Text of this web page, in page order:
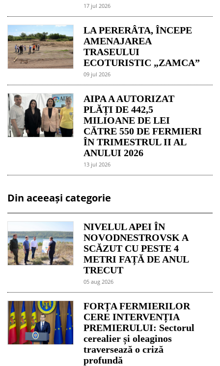
17 jul 2026
LA PERERÂTA, ÎNCEPE
AMENAJAREA
TRASEULUI
ECOTURISTIC „ZAMCA”
09 jul 2026
AIPA A AUTORIZAT
PLĂȚI DE 442,5
MILIOANE DE LEI
CĂTRE 550 DE FERMIERI
ÎN TRIMESTRUL II AL
ANULUI 2026
13 jul 2026
Din aceeași categorie
NIVELUL APEI ÎN
NOVODNESTROVSK A
SCĂZUT CU PESTE 4
METRI FAȚĂ DE ANUL
TRECUT
05 aug 2026
FORȚA FERMIERILOR
CERE INTERVENȚIA
PREMIERULUI: Sectorul
cerealier și oleaginos
traversează o criză
profundă